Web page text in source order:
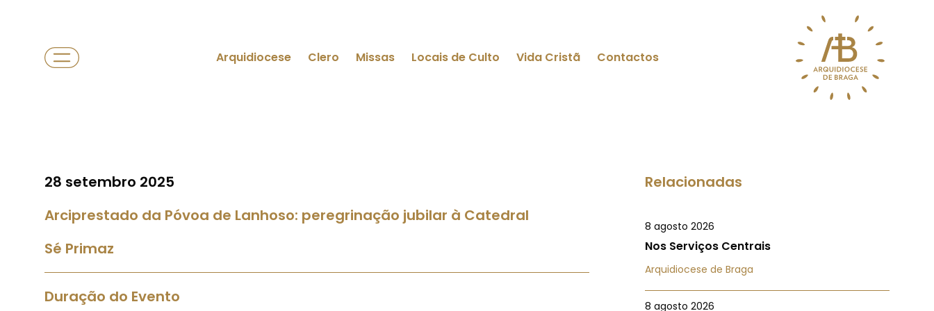
Arquidiocese Clero Missas Locais de Culto Vida Cristã Contactos
28 setembro 2025
Arciprestado da Póvoa de Lanhoso: peregrinação jubilar à Catedral
Sé Primaz
Duração do Evento
Relacionadas
8 agosto 2026
Nos Serviços Centrais
Arquidiocese de Braga
8 agosto 2026